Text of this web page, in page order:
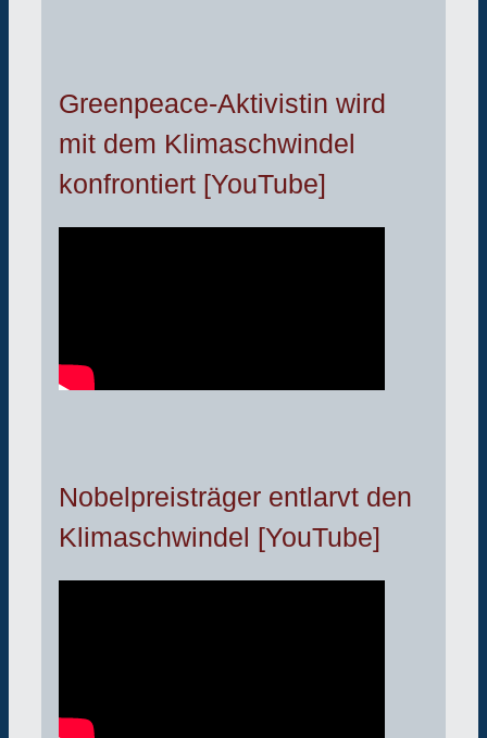
Greenpeace-Aktivistin wird
mit dem Klimaschwindel
konfrontiert [YouTube]
Nobelpreisträger entlarvt den
Klimaschwindel [YouTube]